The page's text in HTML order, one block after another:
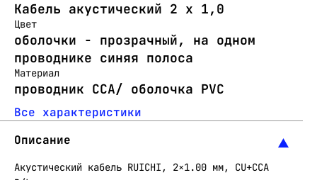
Кабель акустический 2 х 1,0
Цвет
оболочки - прозрачный, на одном
проводнике синяя полоса
Материал
проводник CCA/ оболочка PVC
Все характеристики
Описание
Акустический кабель RUICHI, 2×1.00 мм, CU+CCA